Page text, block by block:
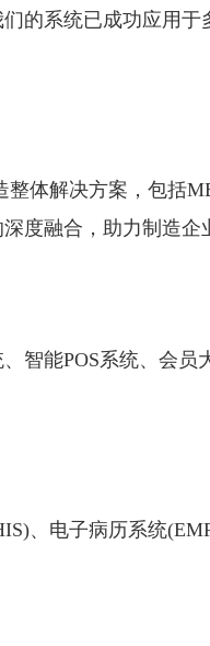
的系统已成功应用
体解决方案，包括
度融合，助力制造企
智能POS系统、会
、电子病历系统